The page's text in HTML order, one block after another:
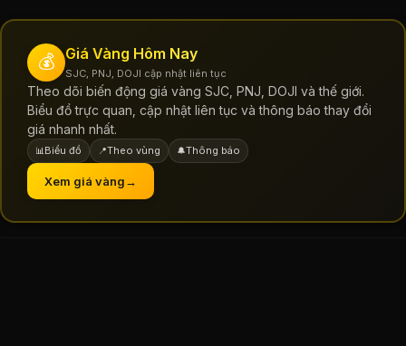
💰 Giá Vàng Hôm Nay
SJC, PNJ, DOJI cập nhật liên tục
Theo dõi biến động giá vàng SJC, PNJ, DOJI và thế giới.
Biểu đồ trực quan, cập nhật liên tục và thông báo thay đổi
giá nhanh nhất.
📊 Biểu đồ 📍Theo vùng 🔔Thông báo
Xem giá vàng→